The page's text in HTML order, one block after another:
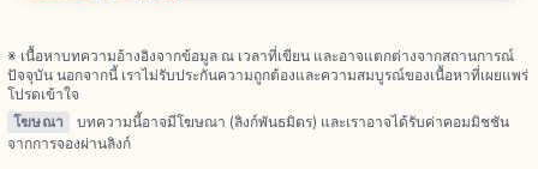
※ เนื้อหาบทความอ้างอิงจากข้อมูล ณ เวลาที่เขียน และอาจแตกต่างจากสถานการณ์
ปัจจุบัน นอกจากนี้ เราไม่รับประกันความถูกต้องและความสมบูรณ์ของเนื้อหาที่เผยแพร่
โปรดเข้าใจ
โฆษณา
บทความนี้อาจมีโฆษณา (ลิงก์พันธมิตร) และเราอาจได้รับค่าคอมมิชชัน
จากการจองผ่านลิงก์